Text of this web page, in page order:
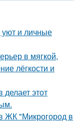
и личные
в мягкой,
лёгкости и
этот
ЖК "Микрогород в